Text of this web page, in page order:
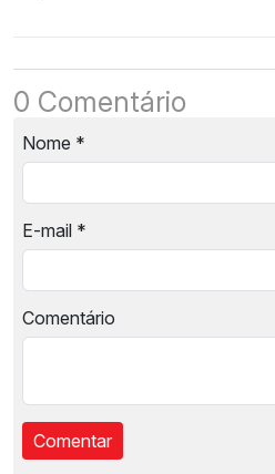
0 Comentário
Nome *
E-mail *
Comentário